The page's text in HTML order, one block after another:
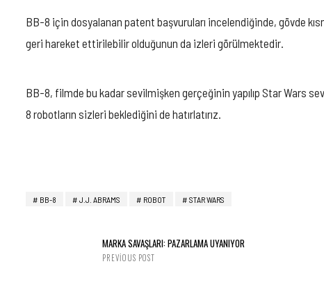
BB-8 için dosyalanan patent başvuruları incelendiğinde, gövde
geri hareket ettirilebilir olduğunun da izleri görülmektedir.
BB-8, filmde bu kadar sevilmişken gerçeğinin yapılıp Star Wars
8 robotların sizleri beklediğini de hatırlatırız.
BB-8 J.J. ABRAMS ROBOT STAR WARS
MARKA SAVAŞLARI: PAZARLAMA UYANIYOR
PREVIOUS POST